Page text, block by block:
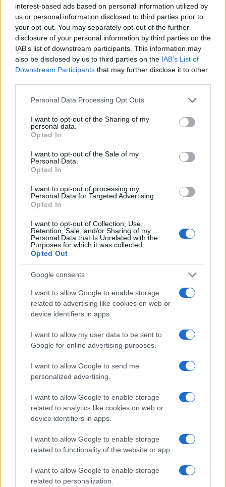
interest-based ads based on personal information utilized by
us or personal information disclosed to third parties prior to
your opt-out. You may separately opt-out of the further
disclosure of your personal information by third parties on the
IAB’s list of downstream participants. This information may
also be disclosed by us to third parties on the IAB’s List of
Downstream Participants that may further disclose it to other
Please note that this website/app uses one or more Google
not limited to your visit or usage behaviour. You may click to
grant or deny consent to Google and its third-party tags to
use your data for below specified purposes in below Google
consent section.
Personal Data Processing Opt Outs
I want to opt-out of the Sharing of my
personal data.
Opted In
I want to opt-out of the Sale of my
Personal Data.
Opted In
I want to opt-out of processing my
Personal Data for Targeted Advertising.
Opted In
I want to opt-out of Collection, Use,
Retention, Sale, and/or Sharing of my
Personal Data that Is Unrelated with the
Purposes for which it was collected.
Opted Out
Google consents
I want to allow Google to enable storage
related to advertising like cookies on web or
device identifiers in apps.
I want to allow my user data to be sent to
Google for online advertising purposes.
I want to allow Google to send me
personalized advertising.
I want to allow Google to enable storage
related to analytics like cookies on web or
device identifiers in apps.
I want to allow Google to enable storage
related to functionality of the website or app.
I want to allow Google to enable storage
related to personalization.
Multe ai genitori per i colloqui saltati: la decisione di
Bolzano
Paolo Mariani · 4 Ago 2026
BREAKING NEWS
proteggere i lavoratori delle piattaforme
Andrea Innocenti · 3 Ago 2026
PIÙ LETTI
C’è posta per te, stasera 25 gennaio: gli ospiti e le
anticipazioni
allarmanti su lavoro e sicurezza
Cultura 2029
2026
Barbie 2 a rischio: i motivi del blocco tra Warner Bros e
il cast